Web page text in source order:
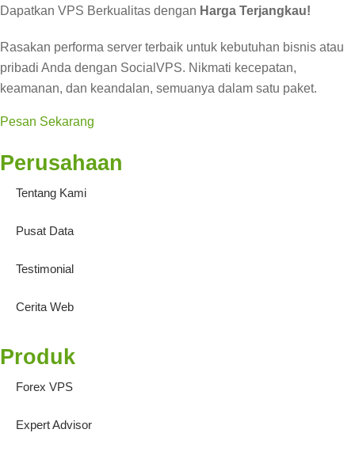
Dapatkan VPS Berkualitas dengan Harga Terjangkau!
Rasakan performa server terbaik untuk kebutuhan bisnis atau
pribadi Anda dengan SocialVPS. Nikmati kecepatan,
keamanan, dan keandalan, semuanya dalam satu paket.
Pesan Sekarang
Perusahaan
Tentang Kami
Pusat Data
Testimonial
Cerita Web
Produk
Forex VPS
Expert Advisor